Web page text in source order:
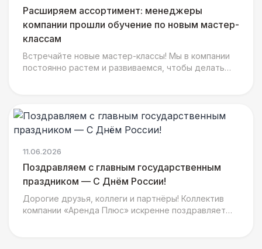
Расширяем ассортимент: менеджеры
компании прошли обучение по новым мастер-
классам
Встречайте новые мастер-классы! Мы в компании
постоянно растем и развиваемся, чтобы делать
11.06.2026
Поздравляем с главным государственным
праздником — С Днём России!
Дорогие друзья, коллеги и партнёры! Коллектив
компании «Аренда Плюс» искренне поздравляет